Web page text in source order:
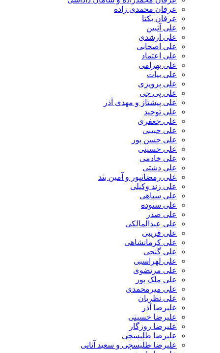
عرفان محمدی زاده
عرفان یکتا
علی آتبین
علی ارشدی
علی اصحابی
علی اعتماد
علی بهرامی
علی بیات
علی پرویزی
علی پی جی
علی پیشتاز و مهدی آذر
علی توحید
علی جعفری
علی حبیبی
علی حسن پور
علی حسینی
علی خادمی
علی دشتی
علی رمضانپور و آمین بند
علی زند وکیلی
علی سپاهی
علی ستوده
علی صدر
علی عبدالمالکی
علی قریبی
علی کرمانشاهی
علی گنجی
علی لهراسبی
علی مرتضوی
علی ملک پور
علی میرمحمدی
علی نظریان
علیرضا آذر
علیرضا حسینی
علیرضا روزگار
علیرضا طلیسچی
علیرضا طلیسچی و سعید آتانی